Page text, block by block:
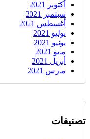
أكتوبر 2021
سبتمبر 2021
أغسطس 2021
يوليو 2021
يونيو 2021
مايو 2021
أبريل 2021
مارس 2021
تصنيفات